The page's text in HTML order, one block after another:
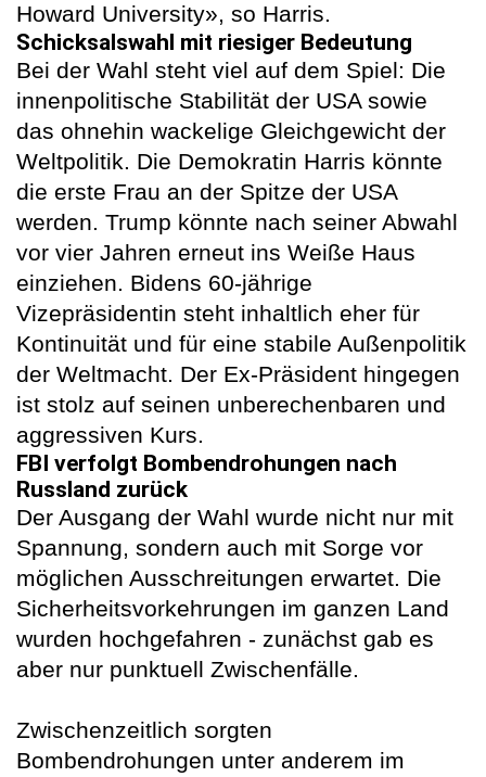
Howard University», so Harris.
Schicksalswahl mit riesiger Bedeutung
Bei der Wahl steht viel auf dem Spiel: Die
innenpolitische Stabilität der USA sowie
das ohnehin wackelige Gleichgewicht der
Weltpolitik. Die Demokratin Harris könnte
die erste Frau an der Spitze der USA
werden. Trump könnte nach seiner Abwahl
vor vier Jahren erneut ins Weiße Haus
einziehen. Bidens 60-jährige
Vizepräsidentin steht inhaltlich eher für
Kontinuität und für eine stabile Außenpolitik
der Weltmacht. Der Ex-Präsident hingegen
ist stolz auf seinen unberechenbaren und
aggressiven Kurs.
FBI verfolgt Bombendrohungen nach
Russland zurück
Der Ausgang der Wahl wurde nicht nur mit
Spannung, sondern auch mit Sorge vor
möglichen Ausschreitungen erwartet. Die
Sicherheitsvorkehrungen im ganzen Land
wurden hochgefahren - zunächst gab es
aber nur punktuell Zwischenfälle.
Zwischenzeitlich sorgten
Bombendrohungen unter anderem im